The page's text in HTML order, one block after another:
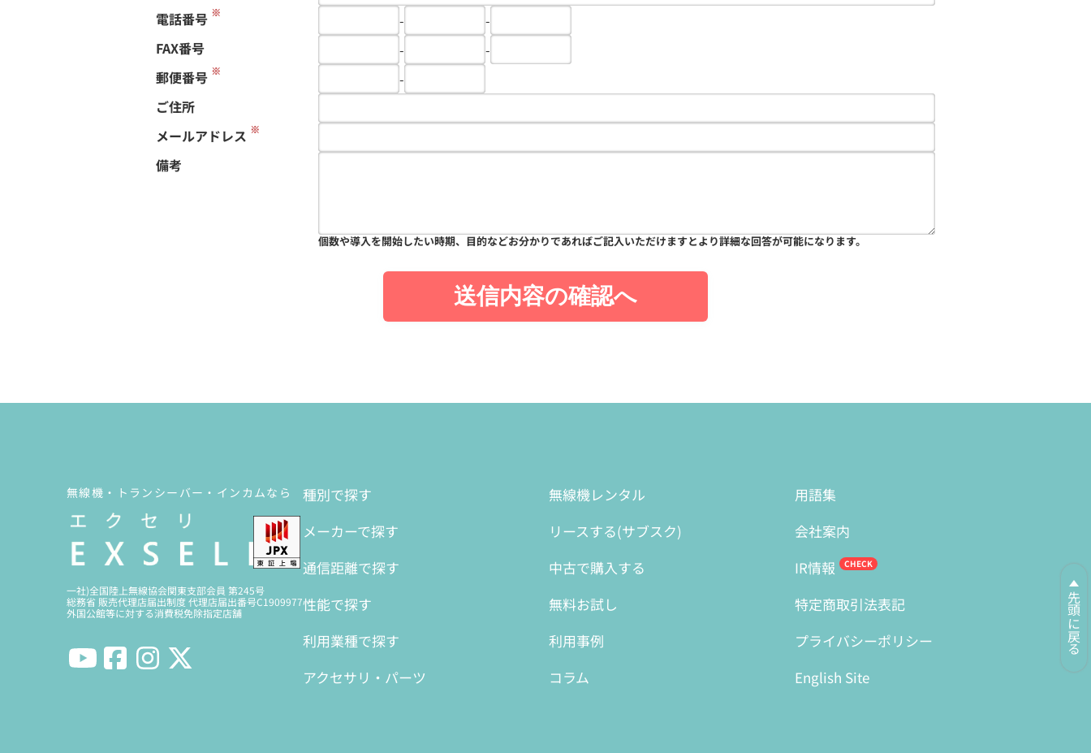
電話番号 ※ -
-
FAX番号
-
-
郵便番号 ※
-
ご住所
メールアドレス ※
備考
個数や導入を開始したい時期、目的などお分かりであればご記入いただけますとより詳細な回答が可能になります。
送信内容の確認へ
先頭に戻る
無線機・トランシーバー・インカムなら
一社)全国陸上無線協会関東支部会員 第245号
総務省 販売代理店届出制度 代理店届出番号C1909977
外国公館等に対する消費税免除指定店舗
種別で探す
メーカーで探す
通信距離で探す
性能で探す
利用業種で探す
アクセサリ・パーツ
無線機レンタル
リースする(サブスク)
中古で購入する
無料お試し
利用事例
コラム
用語集
会社案内
IR情報
特定商取引法表記
プライバシーポリシー
English Site